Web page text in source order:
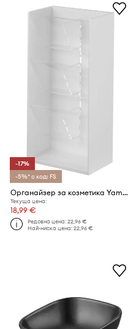
-17%
-5%* с код: FS
Органайзер за козметика Yamazaki
Текуща цена:
18,99 €
Редовна цена:22,96 €
Най-ниска цена:22,96 €